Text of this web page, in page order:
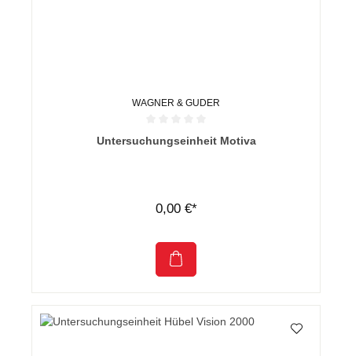
WAGNER & GUDER
Durchschnittliche Bewertung von 0 von 5 Sternen
Untersuchungseinheit Motiva
0,00 €*